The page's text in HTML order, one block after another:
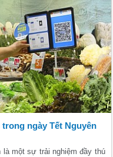
ngày Tết Nguyên
là một sự trải nghiệm đầy thú